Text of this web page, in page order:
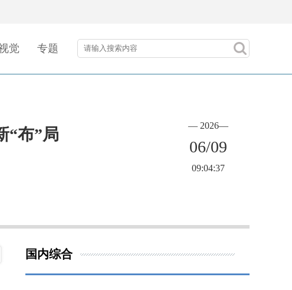
觉 专题
“布”局 — 2026—
06/09
09:04:37
国内综合